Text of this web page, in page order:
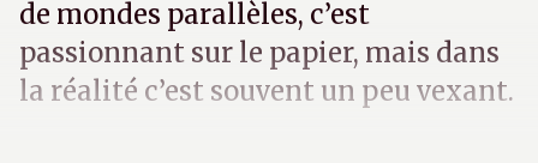
de mondes parallèles, c’est
passionnant sur le papier, mais dans
la réalité c’est souvent un peu vexant.